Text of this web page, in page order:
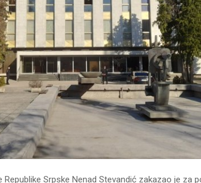
Srpske Nenad Stevandić zakazao je za